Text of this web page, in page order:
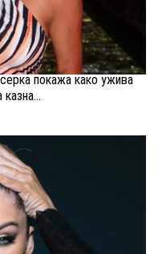
покажа како ужива